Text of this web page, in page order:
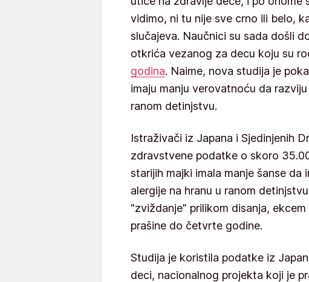
vidimo, ni tu nije sve crno ili belo,
slučajeva. Naučnici su sada došli
otkrića vezanog za decu koju su
godina. Naime, nova studija je
imaju manju verovatnoću da
ranom detinjstvu.
Istraživači iz Japana i Sjedinjenih
zdravstvene podatke o skoro
starijih majki imala manje šanse
alergije na hranu u ranom
"zviždanje" prilikom disanja,
prašine do četvrte godine.
Studija je koristila podatke iz
deci, nacionalnog projekta koji je